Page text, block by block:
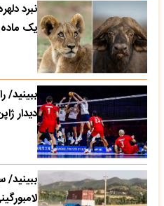
نبرد
یک ماده
ببینید/
دیدار
ببینید/